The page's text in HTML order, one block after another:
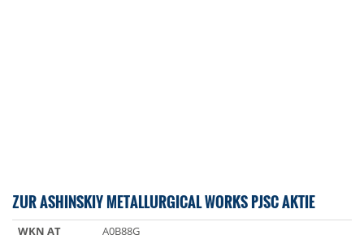
ZUR ASHINSKIY METALLURGICAL WORKS PJSC AKTIE
WKN AT
A0B88G